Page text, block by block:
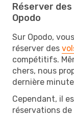
Réserver
Opodo
Sur Opodo,
réserver des
compétitifs.
chers, nous
dernière
Cependant, il
réservations